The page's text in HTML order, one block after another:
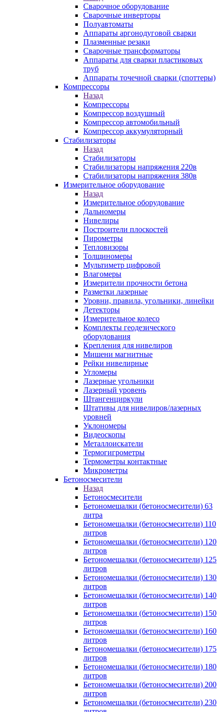
Сварочное оборудование
Сварочные инверторы
Полуавтоматы
Аппараты аргонодуговой сварки
Плазменные резаки
Сварочные трансформаторы
Аппараты для сварки пластиковых
труб
Аппараты точечной сварки (споттеры)
Компрессоры
Назад
Компрессоры
Компрессор воздушный
Компрессор автомобильный
Компрессор аккумуляторный
Стабилизаторы
Назад
Стабилизаторы
Стабилизаторы напряжения 220в
Стабилизаторы напряжения 380в
Измерительное оборудование
Назад
Измерительное оборудование
Дальномеры
Нивелиры
Построители плоскостей
Пирометры
Тепловизоры
Толщиномеры
Мультиметр цифровой
Влагомеры
Измерители прочности бетона
Разметки лазерные
Уровни, правила, угольники, линейки
Детекторы
Измерительное колесо
Комплекты геодезического
оборудования
Крепления для нивелиров
Мишени магнитные
Рейки нивелирные
Угломеры
Лазерные угольники
Лазерный уровень
Штангенциркули
Штативы для нивелиров/лазерных
уровней
Уклономеры
Видеоскопы
Металлоискатели
Термогигрометры
Термометры контактные
Микрометры
Бетоносмесители
Назад
Бетоносмесители
Бетономешалки (бетоносмесители) 63
литра
Бетономешалки (бетоносмесители) 110
литров
Бетономешалки (бетоносмесители) 120
литров
Бетономешалки (бетоносмесители) 125
литров
Бетономешалки (бетоносмесители) 130
литров
Бетономешалки (бетоносмесители) 140
литров
Бетономешалки (бетоносмесители) 150
литров
Бетономешалки (бетоносмесители) 160
литров
Бетономешалки (бетоносмесители) 175
литров
Бетономешалки (бетоносмесители) 180
литров
Бетономешалки (бетоносмесители) 200
литров
Бетономешалки (бетоносмесители) 230